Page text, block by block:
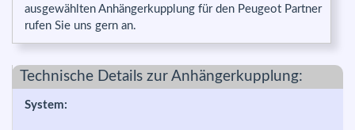
ausgewählten Anhängerkupplung für den Peugeot Partner
rufen Sie uns gern an.
Technische Details zur Anhängerkupplung:
System: